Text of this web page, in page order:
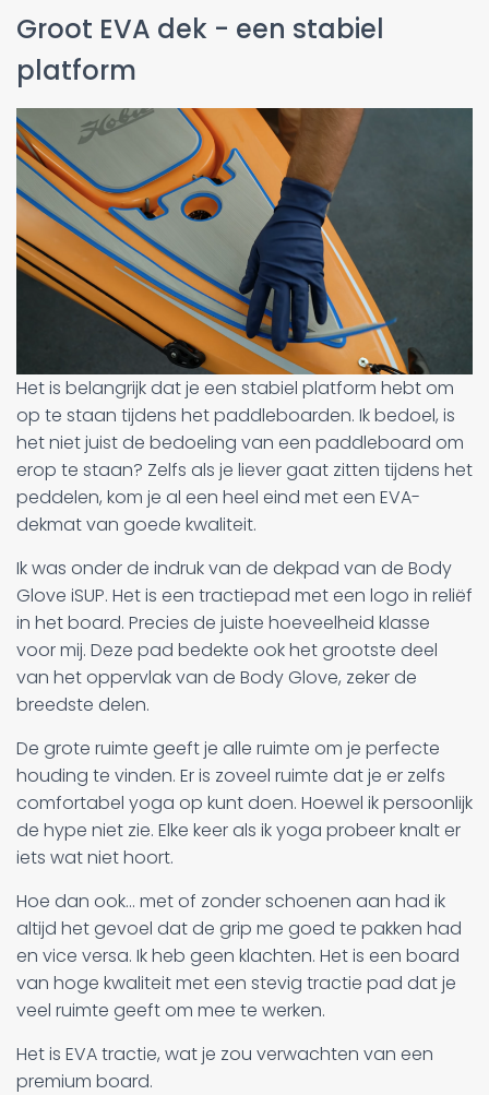
Groot EVA dek - een stabiel
platform
Het is belangrijk dat je een stabiel platform hebt om
op te staan tijdens het paddleboarden. Ik bedoel, is
het niet juist de bedoeling van een paddleboard om
erop te staan? Zelfs als je liever gaat zitten tijdens het
peddelen, kom je al een heel eind met een EVA-
dekmat van goede kwaliteit.
Ik was onder de indruk van de dekpad van de Body
Glove iSUP. Het is een tractiepad met een logo in reliëf
in het board. Precies de juiste hoeveelheid klasse
voor mij. Deze pad bedekte ook het grootste deel
van het oppervlak van de Body Glove, zeker de
breedste delen.
De grote ruimte geeft je alle ruimte om je perfecte
houding te vinden. Er is zoveel ruimte dat je er zelfs
comfortabel yoga op kunt doen. Hoewel ik persoonlijk
de hype niet zie. Elke keer als ik yoga probeer knalt er
iets wat niet hoort.
Hoe dan ook... met of zonder schoenen aan had ik
altijd het gevoel dat de grip me goed te pakken had
en vice versa. Ik heb geen klachten. Het is een board
van hoge kwaliteit met een stevig tractie pad dat je
veel ruimte geeft om mee te werken.
Het is EVA tractie, wat je zou verwachten van een
premium board.